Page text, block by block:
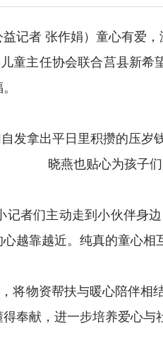
记者 张作娟）童心有爱
童主任协会联合莒县新
拿出平日里积攒的压岁
晓燕也贴心为孩子
者们主动走到小伙伴身
越靠越近。纯真的童心相
物资帮扶与暖心陪伴相
奉献，进一步培养爱心与